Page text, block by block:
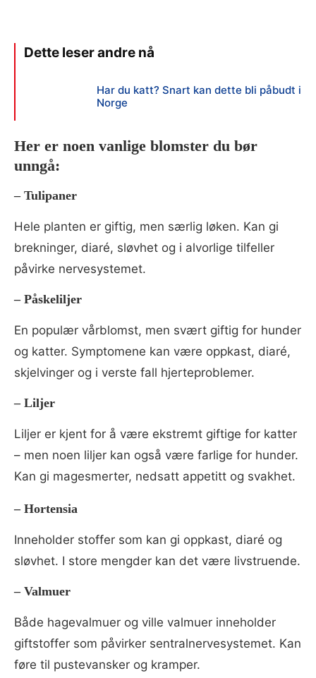
Har du katt? Snart kan dette bli påbudt i
Norge
Her er noen vanlige blomster du bør
unngå:
– Tulipaner
Hele planten er giftig, men særlig løken. Kan gi
brekninger, diaré, sløvhet og i alvorlige tilfeller
påvirke nervesystemet.
– Påskeliljer
En populær vårblomst, men svært giftig for hunder
og katter. Symptomene kan være oppkast, diaré,
skjelvinger og i verste fall hjerteproblemer.
– Liljer
Liljer er kjent for å være ekstremt giftige for katter
– men noen liljer kan også være farlige for hunder.
Kan gi magesmerter, nedsatt appetitt og svakhet.
– Hortensia
Inneholder stoffer som kan gi oppkast, diaré og
sløvhet. I store mengder kan det være livstruende.
– Valmuer
Både hagevalmuer og ville valmuer inneholder
giftstoffer som påvirker sentralnervesystemet. Kan
føre til pustevansker og kramper.